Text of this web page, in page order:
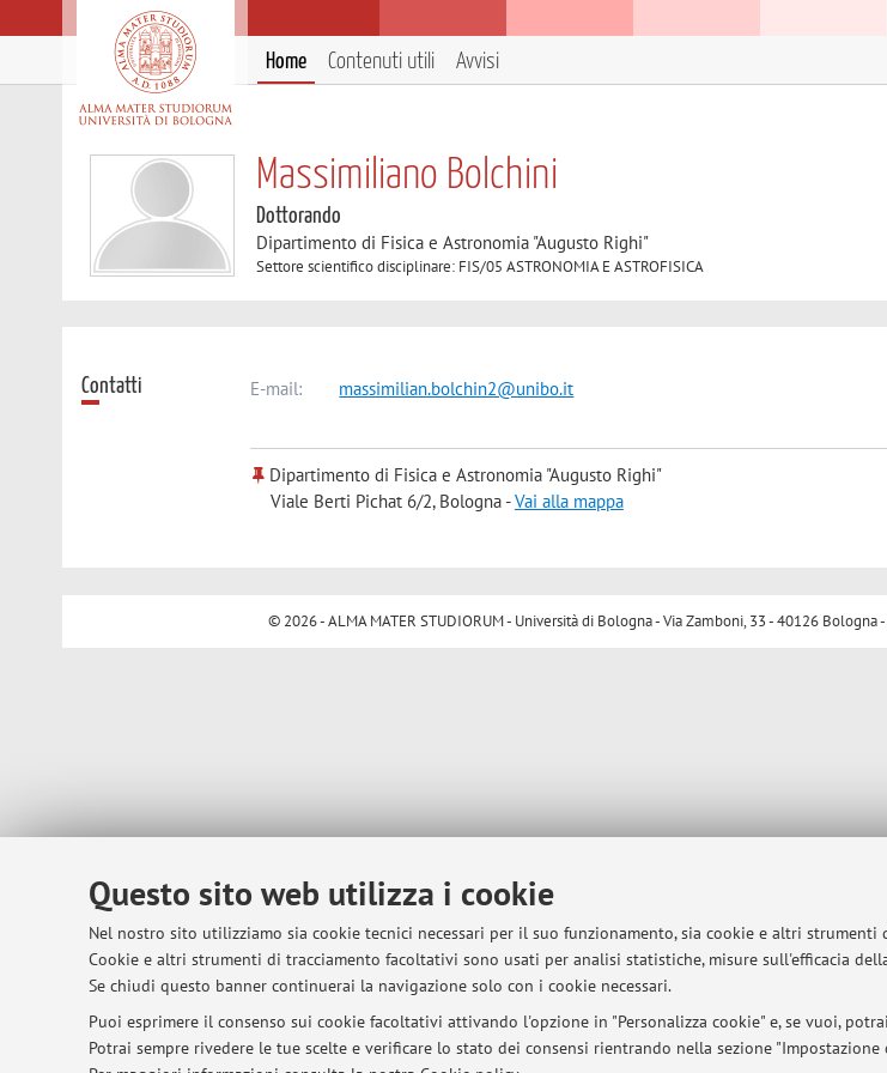
Questo sito web utilizza i cookie
Nel nostro sito utilizziamo sia cookie tecnici necessari per il suo funzionamento, sia cookie e altri
Cookie e altri strumenti di tracciamento facoltativi sono usati per analisi statistiche, misure sull'efficacia
Se chiudi questo banner continuerai la navigazione solo con i cookie necessari.
Puoi esprimere il consenso sui cookie facoltativi attivando l'opzione in "Personalizza cookie" e, se vuoi,
Potrai sempre rivedere le tue scelte e verificare lo stato dei consensi rientrando nella sezione "Impostazione
Home Contenuti utili Avvisi
Massimiliano Bolchini
Dottorando
Dipartimento di Fisica e Astronomia "Augusto Righi"
Settore scientifico disciplinare: FIS/05 ASTRONOMIA E ASTROFISICA
Contatti E-mail: massimilian.bolchin2@unibo.it
Dipartimento di Fisica e Astronomia "Augusto Righi"
Viale Berti Pichat 6/2, Bologna -Vai alla mappa
© 2026 - ALMA MATER STUDIORUM - Università di Bologna - Via Zamboni, 33 - 40126 Bologna